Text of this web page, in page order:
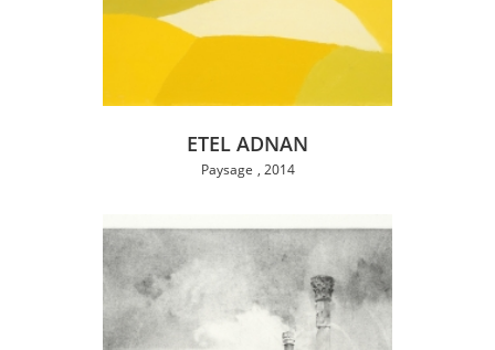
ETEL ADNAN
Paysage 2014